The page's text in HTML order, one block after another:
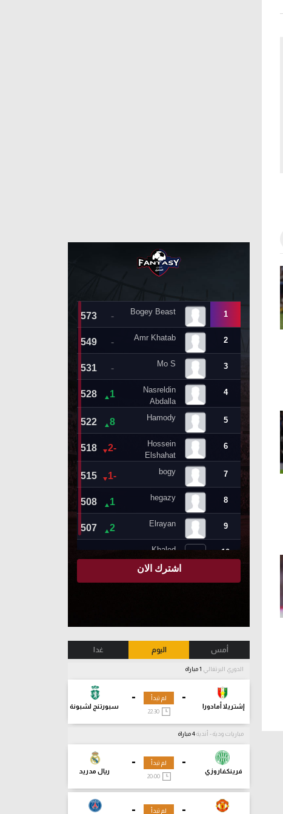
أمس اليوم غدا
الدوري البرتغالي
-
إشتريلا أمادورا
-
سبورتنج لشبونة
لم تبدأ
22:30
مباريات ودية - أندية
-
فرينكفاروزي
-
ريال مدريد
لم تبدأ
20:00
-
-
لم تبدأ